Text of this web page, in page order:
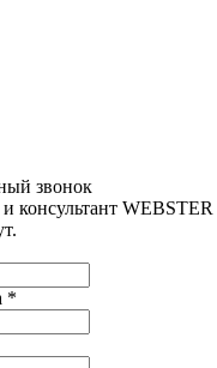
звонок
и консультант
*